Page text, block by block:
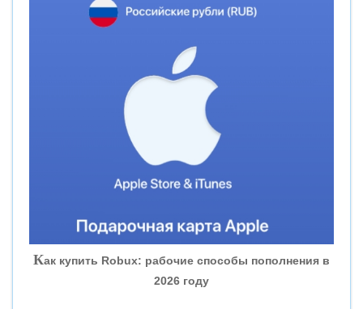
«ВНЕШПРОМБАНК»
«БАНК ГЛОБЭКС»
«СОВКОМБАНК»
Как купить Robux: рабочие способы пополнения в
2026 году